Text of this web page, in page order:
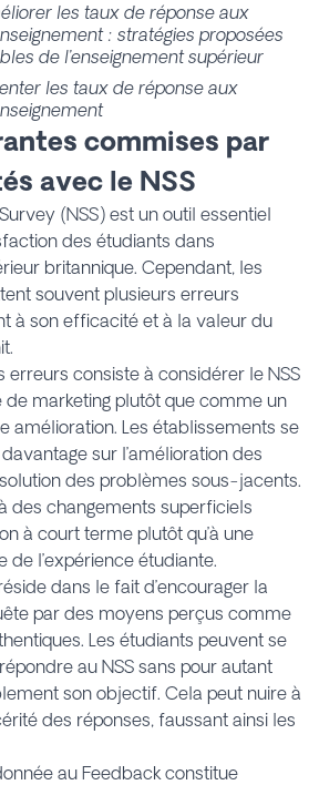
les taux de réponse aux
: stratégies proposées
de l’enseignement supérieur
les taux de réponse aux
commises par
avec le NSS
(NSS) est un outil essentiel
des étudiants dans
britannique. Cependant, les
souvent plusieurs erreurs
à son efficacité et à la valeur du
erreurs consiste à considérer le NSS
marketing plutôt que comme un
amélioration. Les établissements se
sur l’amélioration des
des problèmes sous-jacents.
des changements superficiels
à court terme plutôt qu’à une
l’expérience étudiante.
dans le fait d’encourager la
par des moyens perçus comme
Les étudiants peuvent se
au NSS sans pour autant
son objectif. Cela peut nuire à
des réponses, faussant ainsi les
au Feedback constitue